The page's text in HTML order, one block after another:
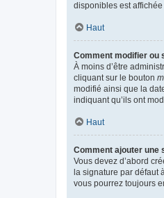
disponibles est
Haut
Comment modifier ou
À moins d’être
cliquant sur le bouton
modifié ainsi que la
indiquant qu’ils ont
Haut
Comment ajouter une
Vous devez d’abord
la signature par défaut
vous pourrez toujours